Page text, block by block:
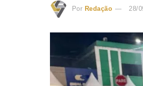
Por Redação 28/